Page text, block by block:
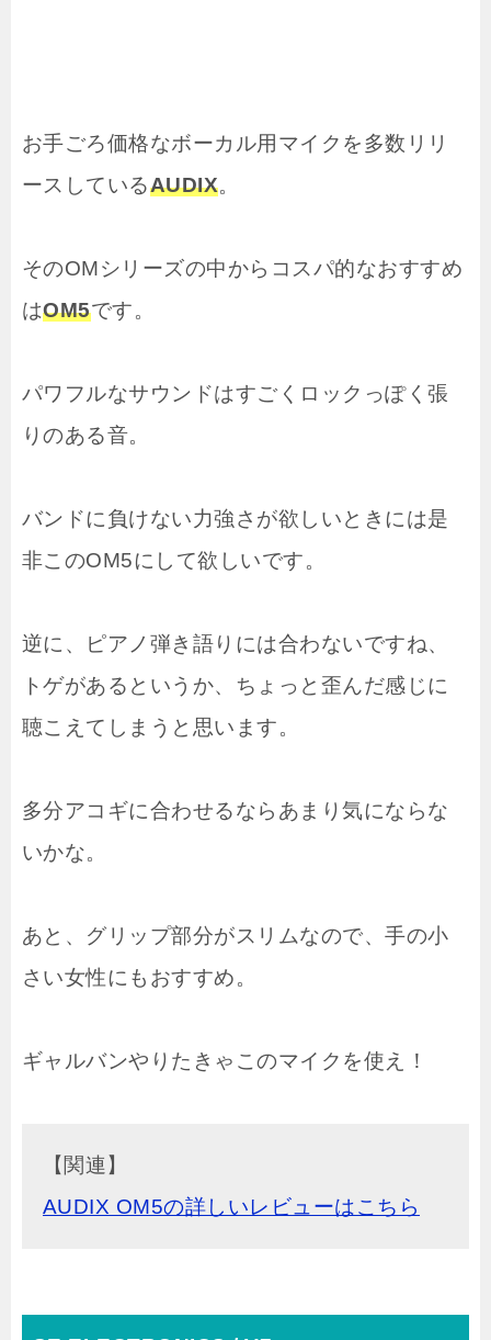
お手ごろ価格なボーカル用マイクを多数リリ
ースしているAUDIX。
そのOMシリーズの中からコスパ的なおすすめ
はOM5です。
パワフルなサウンドはすごくロックっぽく張
りのある音。
バンドに負けない力強さが欲しいときには是
非このOM5にして欲しいです。
逆に、ピアノ弾き語りには合わないですね、
トゲがあるというか、ちょっと歪んだ感じに
聴こえてしまうと思います。
多分アコギに合わせるならあまり気にならな
いかな。
あと、グリップ部分がスリムなので、手の小
さい女性にもおすすめ。
ギャルバンやりたきゃこのマイクを使え！
【関連】
AUDIX OM5の詳しいレビューはこちら